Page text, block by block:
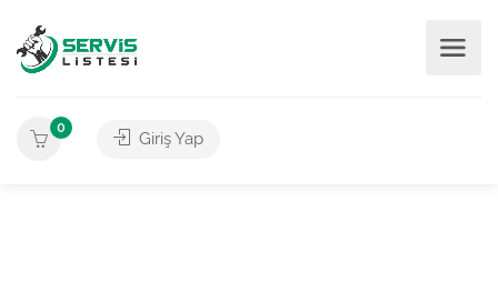
0
Giriş Yap